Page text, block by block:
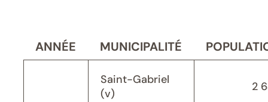
ANNÉE MUNICIPALITÉ
Saint-Gabriel
(v)
2